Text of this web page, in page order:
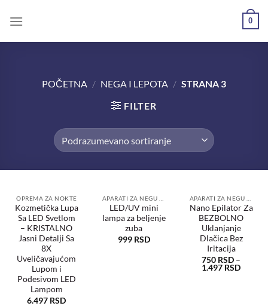
0
POČETNA / NEGA I LEPOTA / STRANA 3
FILTER
Dodaj
u
željene
OPREMA ZA NOKTE
Kozmetička Lupa
Sa LED Svetlom
– KRISTALNO
Jasni Detalji Sa
8X
Uveličavajućom
Lupom i
Podesivom LED
Lampom
6.497 RSD
Dodaj
LED/UV mini
lampa za beljenje
zuba
999 RSD
Dodaj
u
željene
Nano Epilator Za
BEZBOLNO
Uklanjanje
Dlačica Bez
Iritacija
750 RSD –
1.497 RSD